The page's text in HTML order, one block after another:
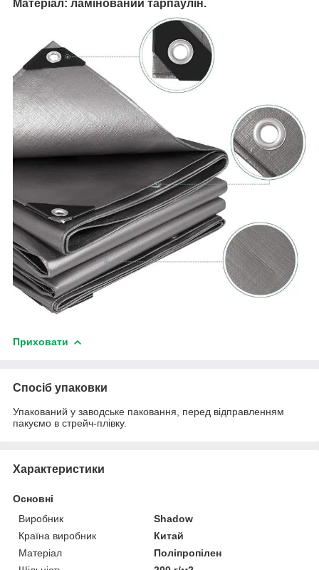
Матеріал: ламінований тарпаулін.
Приховати
Спосіб упаковки
Упакований у заводське паковання, перед відправленням
пакуємо в стрейч-плівку.
Характеристики
Основні
Виробник
Shadow
Країна виробник
Китай
Матеріал
Поліпропілен